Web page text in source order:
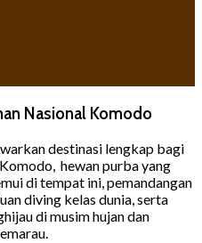
Nasional Komodo
destinasi lengkap bagi
hewan purba yang
di tempat ini, pemandangan
diving kelas dunia, serta
di musim hujan dan